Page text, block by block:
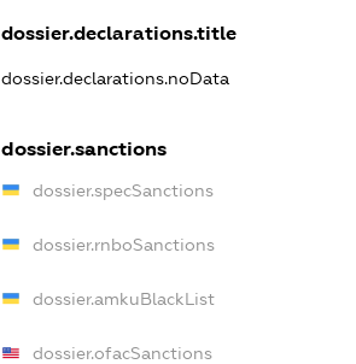
dossier.declarations.title
dossier.declarations.noData
dossier.sanctions
dossier.specSanctions
dossier.rnboSanctions
dossier.amkuBlackList
dossier.ofacSanctions